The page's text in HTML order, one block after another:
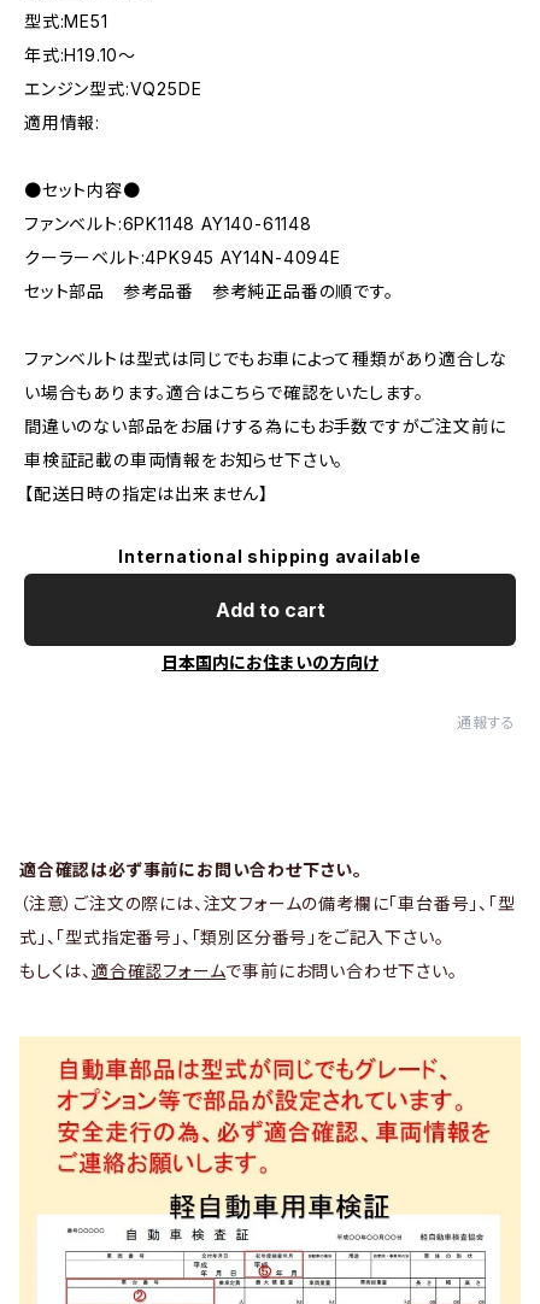
型式:ME51
年式:H19.10～
エンジン型式:VQ25DE
適用情報:
●セット内容●
ファンベルト:6PK1148 AY140-61148
クーラーベルト:4PK945 AY14N-4094E
セット部品 参考品番 参考純正品番の順です。
ファンベルトは型式は同じでもお車によって種類があり適合しな
い場合もあります。適合はこちらで確認をいたします。
間違いのない部品をお届けする為にもお手数ですがご注文前に
車検証記載の車両情報をお知らせ下さい。
【配送日時の指定は出来ません】
International shipping available
Add to cart
日本国内にお住まいの方向け
通報する
適合確認は必ず事前にお問い合わせ下さい。
（注意）ご注文の際には、注文フォームの備考欄に「車台番号」、「型
式」、「型式指定番号」、「類別区分番号」をご記入下さい。
もしくは、 適合確認フォームで事前にお問い合わせ下さい。